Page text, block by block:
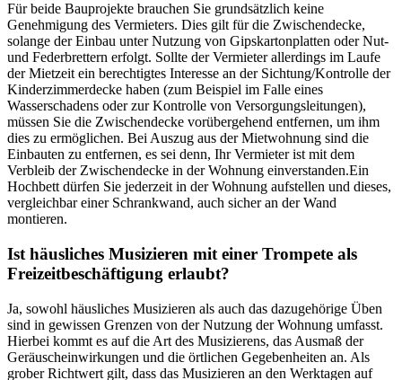
Für beide Bauprojekte brauchen Sie grundsätzlich keine
Genehmigung des Vermieters. Dies gilt für die Zwischendecke,
solange der Einbau unter Nutzung von Gipskartonplatten oder Nut-
und Federbrettern erfolgt. Sollte der Vermieter allerdings im Laufe
der Mietzeit ein berechtigtes Interesse an der Sichtung/Kontrolle der
Kinderzimmerdecke haben (zum Beispiel im Falle eines
Wasserschadens oder zur Kontrolle von Versorgungsleitungen),
müssen Sie die Zwischendecke vorübergehend entfernen, um ihm
dies zu ermöglichen. Bei Auszug aus der Mietwohnung sind die
Einbauten zu entfernen, es sei denn, Ihr Vermieter ist mit dem
Verbleib der Zwischendecke in der Wohnung einverstanden.Ein
Hochbett dürfen Sie jederzeit in der Wohnung aufstellen und dieses,
vergleichbar einer Schrankwand, auch sicher an der Wand
montieren.
Ist häusliches Musizieren mit einer Trompete als
Freizeitbeschäftigung erlaubt?
Ja, sowohl häusliches Musizieren als auch das dazugehörige Üben
sind in gewissen Grenzen von der Nutzung der Wohnung umfasst.
Hierbei kommt es auf die Art des Musizierens, das Ausmaß der
Geräuscheinwirkungen und die örtlichen Gegebenheiten an. Als
grober Richtwert gilt, dass das Musizieren an den Werktagen auf